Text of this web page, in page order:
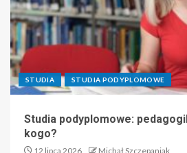
STUDIA STUDIA PODYPLOMOWE
Studia podyplomowe:
kogo?
12 lipca 2026 Michał Szczepaniak